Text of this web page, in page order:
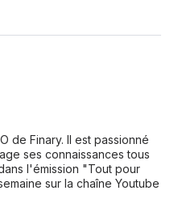
de Finary. Il est passionné
ses connaissances tous
l'émission "Tout pour
sur la chaîne Youtube